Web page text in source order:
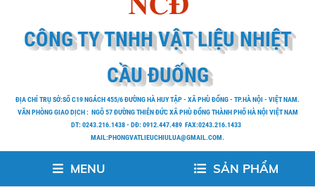
CÔNG TY TNHH VẬT LIỆU NHIỆT
CẦU ĐUỐNG
ĐỊA CHỈ TRỤ SỞ:SỐ C19 NGÁCH 455/6 ĐƯỜNG HÀ HUY TẬP - XÃ PHÙ ĐỔNG - TP.HÀ NỘI - VIỆT NAM.
VĂN PHÒNG GIAO DỊCH : NGÕ 57 ĐƯỜNG THIÊN ĐỨC XÃ PHÙ ĐỔNG THÀNH PHỐ HÀ NỘI VIỆT NAM
DT: 0243.216.1438 - DĐ: 0912.447.489 FAX:0243.216.1433
MAIL:PHONGVATLIEUCHIULUA@GMAIL.COM.
MENU SẢN PHẨM